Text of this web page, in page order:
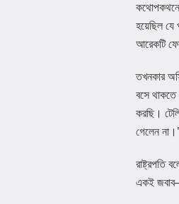
হয়েছিল যে
আরেকটি
তখনকার
বসে
করছি।
গেলেন না।’
রাষ্ট্রপতি
একই